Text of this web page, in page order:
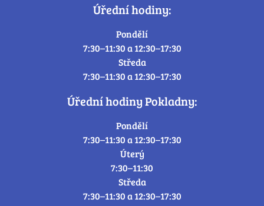
Úřední hodiny:
Pondělí
7:30–11:30 a 12:30–17:30
Středa
7:30–11:30 a 12:30–17:30
Úřední hodiny Pokladny:
Pondělí
7:30–11:30 a 12:30–17:30
Úterý
7:30–11:30
Středa
7:30–11:30 a 12:30–17:30